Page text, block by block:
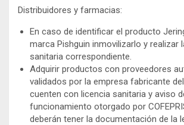
Distribuidores y farmacias:
En caso de identificar el producto
marca Pishguin inmovilizarlo y realizar
sanitaria correspondiente.
Adquirir productos con proveedores
validados por la empresa fabricante
cuenten con licencia sanitaria y aviso
funcionamiento otorgado por
deberán tener la documentación de la